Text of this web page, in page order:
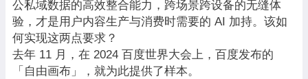
公私域数据的高效整合能力，跨场景跨设备的无缝体
验，才是用户内容生产与消费时需要的 AI 加持。该如
何实现这两点要求？
去年 11 月，在 2024 百度世界大会上，百度发布的
「自由画布」，就为此提供了样本。